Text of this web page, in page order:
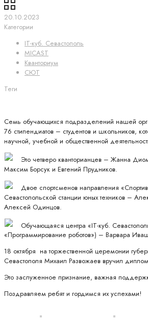
20.10.2023
Категории
IT-куб. Севастополь
MICAST
Кванториум
СЮТ
Теги
Семь обучающихся подразделений нашей
76 стипендиатов – студентов и школьников,
научной, учебной и общественной
Это четверо кванторианцев – Жанна
Максим Борсук и Евгений Прудников.
Двое спортсменов направления
Севастопольской станции юных техников –
Алексей Одинцов.
Обучающаяся центра «IT-куб.
«Программирование роботов») – Варвара
18 октября на торжественной церемонии
Севастополя Михаил Развожаев вручил
Это заслуженное признание, важная
Поздравляем ребят и гордимся их успехами!